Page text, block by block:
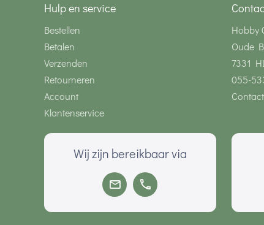
Hulp en service
Bestellen
Betalen
Verzenden
Retourneren
Account
Klantenservice
Hobby
Oude
7331
055-
Wij zijn bereikbaar via